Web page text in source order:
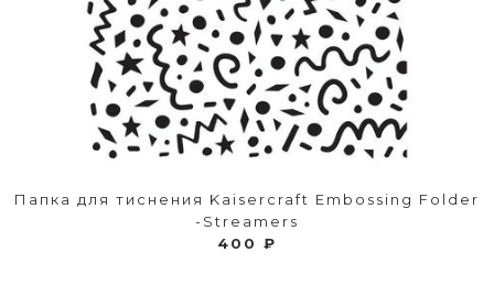
Папка для тиснения Kaisercraft Embossing Folder
-Streamers
400 ₽